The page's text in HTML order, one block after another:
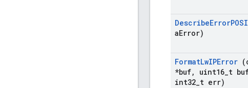
DescribeError
aError)
FormatLwIPError
*buf, uint16 t
int32 t err)